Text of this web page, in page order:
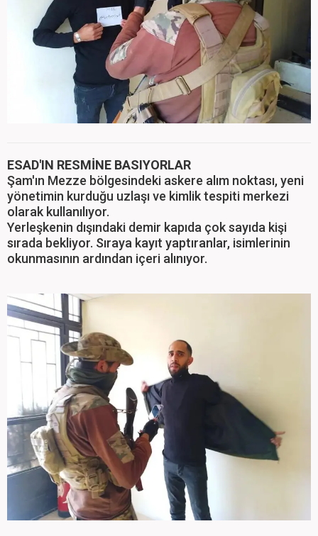
ESAD'IN RESMİNE BASIYORLAR
Şam'ın Mezze bölgesindeki askere alım noktası, yeni
yönetimin kurduğu uzlaşı ve kimlik tespiti merkezi
olarak kullanılıyor.
Yerleşkenin dışındaki demir kapıda çok sayıda kişi
sırada bekliyor. Sıraya kayıt yaptıranlar, isimlerinin
okunmasının ardından içeri alınıyor.